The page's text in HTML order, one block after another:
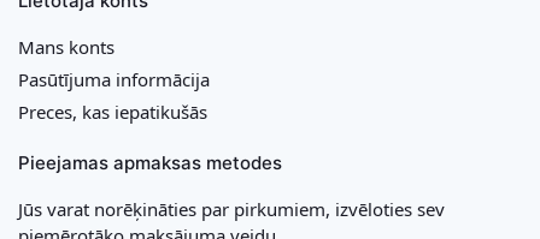
Mans konts
Pasūtījuma informācija
Preces, kas iepatikušās
Pieejamas apmaksas metodes
Jūs varat norēķināties par pirkumiem, izvēloties sev